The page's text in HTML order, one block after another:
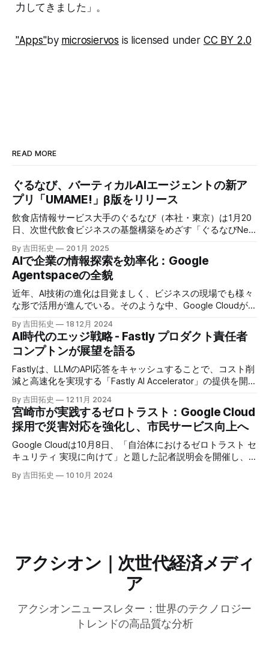
力してきました」。
"Apps"by microsiervos is licensed under CC BY 2.0
READ MORE
ぐるなび、バーティカルAIエージェントの新ア
プリ「UMAME!」β版をリリース
飲食店情報サービス大手のぐるなび（本社・東京）は1月20
日、次世代飲食ビジネスの基盤構築をめざす「ぐるなびNext
「UMAME!（うまみー！）」のβ版を公開した。
By 吉田拓史 20 1月 2025
AIで企業の情報探索を効率化：Google
Agentspaceの全貌
近年、AI技術の進化は目覚ましく、ビジネスの現場でも様々
な形で活用が進んでいる。そのような中、Google Cloudが新
ージェントがエンタープライズITを大きく変革する予兆と言
えるだろう。
By 吉田拓史 18 12月 2024
AI時代のエッジ戦略 - Fastly プロダクト責任者
コンプトンが展望を語る
Fastlyは、LLMのAPI応答をキャッシュすることで、コスト削
減と高速化を実現する「Fastly AI Accelerator」の提供を開始
は、類似した質問への応答を再利用し、効率的な処理を可能
にすると説明した。さらに、コンプトンは、エッジコンピュ
ーティングの利点を活かしたパーソナライズや、エッジにお
けるGPUの経済性、セキュリティへの取り組みなど、Fastly
のAI戦略について語った。
By 吉田拓史 12 11月 2024
宮崎市が実践するゼロトラスト：Google Cloud
採用で災害対応を強化し、市民サービス向上へ
Google Cloudは10月8日、「自治体におけるゼロトラスト セ
キュリティ 実現に向けて」と題した記者説明会を開催し、
グラムを発表した。宮崎市の事例では、Google Workspace
By 吉田拓史 10 10月 2024
アクシオン｜次世代経済メディ
ア
アクシオンニュースレター：世界のテクノロジー
トレンドの高品質な分析